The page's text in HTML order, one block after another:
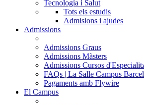
Tecnologia i Salut
Tots els estudis
Admisions i ajudes
Admissions
Admissions Graus
Admissions Màsters
Admissions Cursos
FAQs | La Salle Campus
Pagaments amb Flywire
El Campus